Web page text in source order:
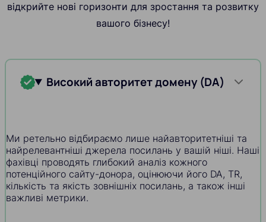
відкрийте нові горизонти для зростання та розвитку
вашого бізнесу!
Високий авторитет домену (DA)
Ми ретельно відбираємо лише найавторитетніші та
найрелевантніші джерела посилань у вашій ніші. Наші
фахівці проводять глибокий аналіз кожного
потенційного сайту-донора, оцінюючи його DA, TR,
кількість та якість зовнішніх посилань, а також інші
важливі метрики.